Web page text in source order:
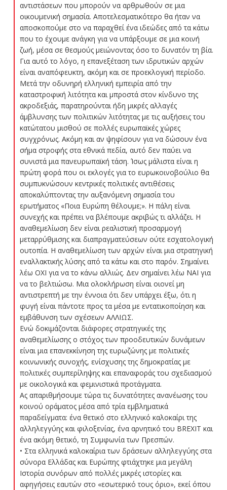
αντιστάσεων που μπορούν να αρθρωθούν σε μια
οικουμενική σημασία. Αποτελεσματικότερο θα ήταν να
αποσκοπούμε στο να παραχθεί ένα ιδεώδες από τα κάτω
που το έχουμε ανάγκη για να υπάρξουμε σε μια κοινή
ζωή, μέσα σε θεσμούς μειώνοντας όσο το δυνατόν τη βία.
Για αυτό το λόγο, η επανεξέταση των ιδρυτικών αρχών
είναι αναπόφευκτη, ακόμη και σε προεκλογική περίοδο.
Μετά την οδυνηρή ελληνική εμπειρία από την
καταστροφική λιτότητα και μπροστά στον κίνδυνο της
ακροδεξιάς, παρατηρούνται ήδη μικρές αλλαγές
άμβλυνσης των πολιτικών λιτότητας με τις αυξήσεις του
κατώτατου μισθού σε πολλές ευρωπαϊκές χώρες
συγχρόνως. Ακόμη και αν ψηφίσουν για να δώσουν ένα
σήμα στροφής στα εθνικά πεδία, αυτό δεν παύει να
συνιστά μια πανευρωπαϊκή τάση. Ίσως μάλιστα είναι η
πρώτη φορά που οι εκλογές για το ευρωκοινοβούλιο θα
συμπυκνώσουν κεντρικές πολιτικές αντιθέσεις
αποκαλύπτοντας την αυξανόμενη σημασία του
ερωτήματος «Ποια Ευρώπη θέλουμε;». Η πάλη είναι
συνεχής και πρέπει να βλέπουμε ακριβώς τι αλλάζει. Η
αναθεμελίωση δεν είναι ρεαλιστική προσαρμογή
μεταρρύθμισης και διαπραγματεύσεων ούτε εσχατολογική
ουτοπία. Η αναθεμελίωση των αρχών είναι μια στρατηγική
εναλλακτικής λύσης από τα κάτω και στο παρόν. Σημαίνει
λέω ΟΧΙ για να το κάνω αλλιώς. Δεν σημαίνει λέω ΝΑΙ για
να το βελτιώσω. Μια ολοκλήρωση είναι οιονεί μη
αντιστρεπτή με την έννοια ότι δεν υπάρχει έξω, ότι η
φυγή είναι πάντοτε προς τα μέσα με εντατικοποίηση και
εμβάθυνση των σχέσεων ΑΛΛΙΩΣ.
Ενώ δοκιμάζονται διάφορες στρατηγικές της
αναθεμελίωσης ο στόχος των προοδευτικών δυνάμεων
είναι μια επανεκκίνηση της ευρωζώνης με πολιτικές
κοινωνικής συνοχής, ενίσχυσης της δημοκρατίας με
πολιτικές συμπερίληψης και επαναφοράς του σχεδιασμού
με οικολογικά και φεμινιστικά προτάγματα.
Ας απαριθμήσουμε τώρα τις δυνατότητες ανανέωσης του
κοινού οράματος μέσα από τρία εμβληματικά
παραδείγματα: ένα θετικό στο ελληνικό καλοκαίρι της
αλληλεγγύης και φιλοξενίας, ένα αρνητικό του BREXIT και
ένα ακόμη θετικό, τη Συμφωνία των Πρεσπών.
• Στα ελληνικά καλοκαίρια των δράσεων αλληλεγγύης στα
σύνορα Ελλάδας και Ευρώπης φτιάχτηκε μια μεγάλη
Ιστορία συνόρων από πολλές μικρές ιστορίες και
αφηγήσεις εαυτών στο «εσωτερικό τους όριο», εκεί όπου